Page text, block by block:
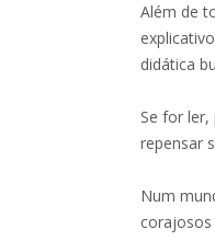
Além de
didática
Se for
repensar
Num
corajosos